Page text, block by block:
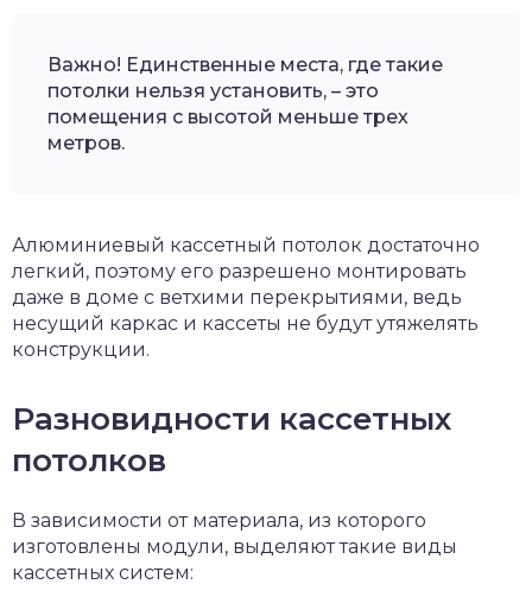
Важно! Единственные места, где такие
потолки нельзя установить, – это
помещения с высотой меньше трех
метров.
Алюминиевый кассетный потолок достаточно
легкий, поэтому его разрешено монтировать
даже в доме с ветхими перекрытиями, ведь
несущий каркас и кассеты не будут утяжелять
конструкции.
Разновидности кассетных
потолков
В зависимости от материала, из которого
изготовлены модули, выделяют такие виды
кассетных систем: